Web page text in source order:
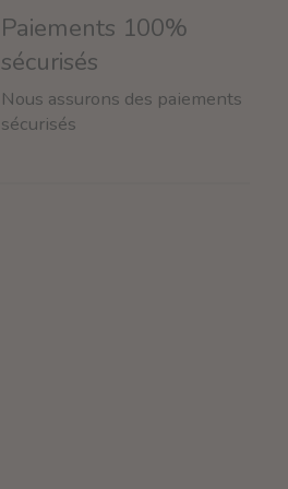
Paiements 100%
sécurisés
Nous assurons des paiements
sécurisés